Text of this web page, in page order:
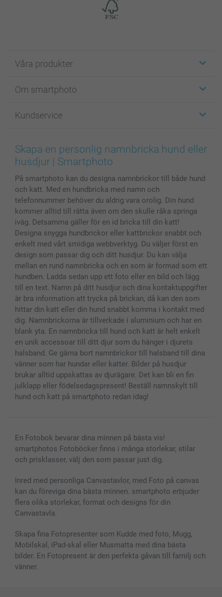
Våra produkter
Fotokort
Fotoböcker
Bilder, Fotoförstoring & Fotohäften
Skal till Mobil & Surfplatta
Fotoalmanackor & Fotoagenda
Fotoramar & Tillbehör
Presentkort
Alla fotoprodukter
Om smartphoto
För affiliates
Cookie Policy
Sitemap
Investor Relations
Kundservice
smartgaranti
smartbonus
Status på beställningar
Skapa en personlig namnbricka hund eller
husdjur | Smartphoto
På smartphoto kan du designa namnbrickor till både hund
och katt. Med en hundbricka med namn och
telefonnummer behöver du aldrig vara orolig. Din hund
kommer alltid till rätta även om den skulle råka springa
iväg. Detsamma gäller för en id bricka till din katt!
Designa snygga hundbrickor eller kattbrickor snabbt och
enkelt med vårt smidiga webbverktyg. Du väljer först en
design som passar dig och ditt husdjur. Du kan välja
mellan en rund namnbricka och en som är formad som ett
hundben. Ladda sedan upp ett foto eller en bild och lägg
till en text. Namn på ditt husdjur och dina kontaktuppgifter
är bra information att trycka på brickan, då kan den som
hittar din katt eller din hund snabbt komma i kontakt med
dig. Namnbrickorna är tillverkade i aluminium och har en
blank yta. En namnbricka till hund och katt är helt enkelt
en unik accessoar till ditt djur som du hänger i djurets
halsband. Ge gärna bort namnbrickor till halsband till dina
vänner som har hundar eller katter. Bilder på husdjur
brukar alltid uppskattas av djurägare. Det kan bli en fin
julklapp eller födelsedagspresent! Beställ namnskylt till
hund och katt på smartphoto redan idag!
En Fotobok bevarar dina minnen på bästa vis!
smartphotos Fotoböcker finns i många storlekar, stilar
och prisklasser, välj den som passar just dig.
Inred med personliga Canvastavlor, med Foto på canvas
kan du föreviga dina bästa minnen. smartphoto erbjuder
flera olika storlekar, format och designs för din
Canvastavla.
Skapa fina Fotopresenter som Kudde med foto, Mugg,
Mobilskal, iPad-skal eller Musmatta med dina bästa
bilder. En Fotopresent är den perfekta gåvan till familj och
vänner.